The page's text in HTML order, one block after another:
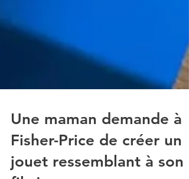
Une maman demande à
Fisher-Price de créer un